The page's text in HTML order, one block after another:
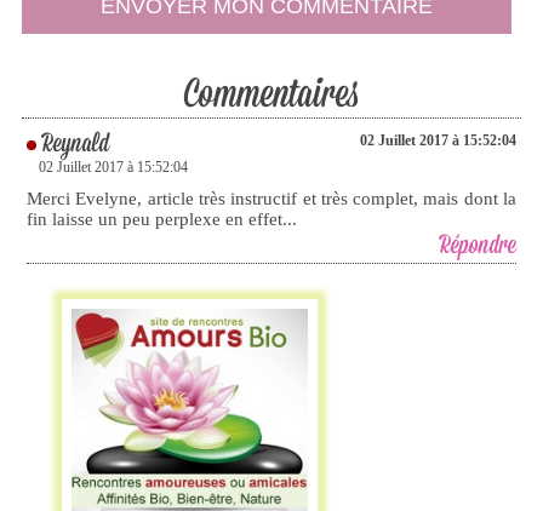
Commentaires
Reynald
02 Juillet 2017 à 15:52:04
02 Juillet 2017 à 15:52:04
Merci Evelyne, article très instructif et très complet, mais dont la
fin laisse un peu perplexe en effet...
Répondre